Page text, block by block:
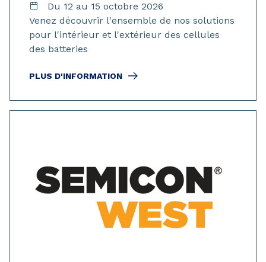
Du 12 au 15 octobre 2026
Venez découvrir l'ensemble de nos solutions
pour l'intérieur et l'extérieur des cellules
des batteries
PLUS D'INFORMATION